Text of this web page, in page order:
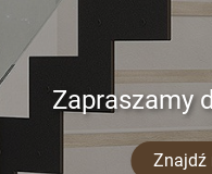
Zapraszamy
Znajdź